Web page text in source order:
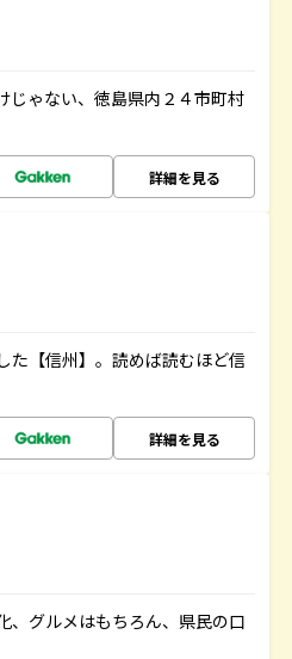
じゃない、徳島県内２４市町村
詳細を見る
た【信州】。読めば読むほど信
詳細を見る
グルメはもちろん、県民の口